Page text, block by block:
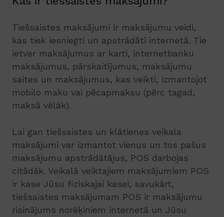
Tiešsaistes maksājumi ir maksājumu veidi,
kas tiek iesniegti un apstrādāti internetā. Tie
ietver maksājumus ar karti, internetbanku
maksājumus, pārskaitījumus, maksājumu
saites un maksājumus, kas veikti, izmantojot
mobilo maku vai pēcapmaksu (pērc tagad,
maksā vēlāk).
Lai gan tiešsaistes un klātienes veikala
maksājumi var izmantot vienus un tos pašus
maksājumu apstrādātājus, POS darbojas
citādāk. Veikalā veiktajiem maksājumiem POS
ir kase Jūsu fiziskajai kasei, savukārt,
tiešsaistes maksājumam POS ir maksājumu
risinājums norēķiniem internetā un Jūsu